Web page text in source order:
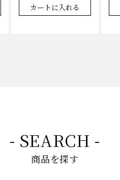
カートに入れる
- SEARCH -